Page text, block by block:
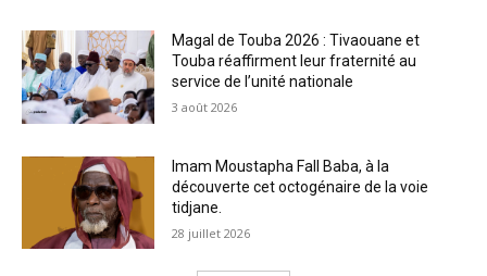
Magal de Touba 2026 : Tivaouane et
Touba réaffirment leur fraternité au
service de l’unité nationale
3 août 2026
Imam Moustapha Fall Baba, à la
découverte cet octogénaire de la voie
tidjane.
28 juillet 2026